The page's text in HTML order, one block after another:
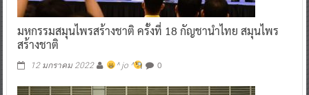
มหกรรมสมุนไพรสร้างชาติ ครั้งที่ 18 กัญชานำไทย สมุนไพร
สร้างชาติ
12 มกราคม 2022 ^ jo ^ 0